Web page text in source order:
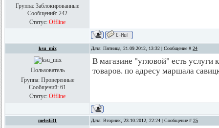
Группа: Заблокированные
Сообщений: 242
Статус: Offline
ksu_mix Дата: Пятница, 21.09.2012, 13:32 | Сообщение # 24
Пользователь
Группа: Проверенные
Сообщений: 61
Статус: Offline
В магазине "угловой" есть услуги
товаров. по адресу маршала
meledi31 Дата: Вторник, 23.10.2012, 22:24 | Сообщение # 25